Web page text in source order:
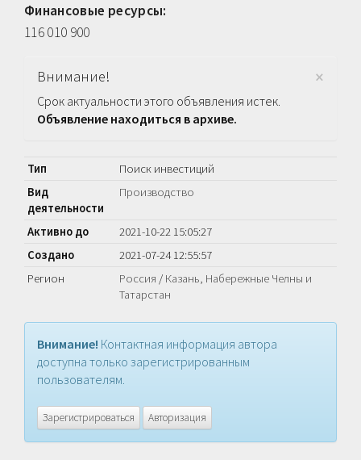
Финансовые ресурсы:
116 010 900
×
Внимание!
Срок актуальности этого объявления истек.
Объявление находиться в архиве.
Тип
Поиск инвестиций
Вид
деятельности
Производство
Активно до
2021-10-22 15:05:27
Создано
2021-07-24 12:55:57
Регион
Россия / Казань, Набережные Челны и
Татарстан
Внимание! Контактная информация автора
доступна только зарегистрированным
пользователям.
Зарегистрироваться Авторизация